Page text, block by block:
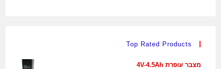
Top Rated Products
מצבר עופרת 4V-4.5Ah